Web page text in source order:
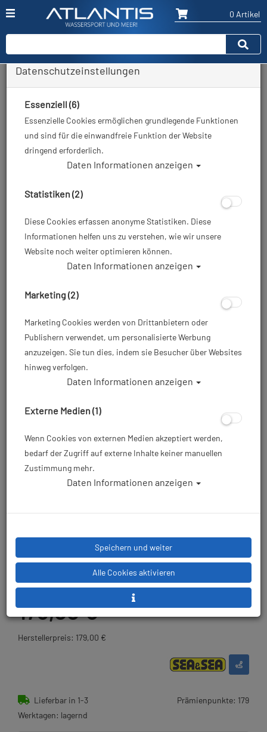
0 Artikel
Zurück
Sea & Sea - 5-Pin Sync Cord (N)
Artikelnr.: sas-17100
179,00 €*
Herstellerpreis: 179,00 €
Lieferbar in 1-3
Werktagen: lagernd
Prämienpunkte: 179
Datenschutzeinstellungen
Essenziell (6)
Essenzielle Cookies ermöglichen grundlegende Funktionen
und sind für die einwandfreie Funktion der Website
dringend erforderlich.
Daten Informationen anzeigen
Statistiken (2)
Diese Cookies erfassen anonyme Statistiken. Diese
Informationen helfen uns zu verstehen, wie wir unsere
Website noch weiter optimieren können.
Daten Informationen anzeigen
Marketing (2)
Marketing Cookies werden von Drittanbietern oder
Publishern verwendet, um personalisierte Werbung
anzuzeigen. Sie tun dies, indem sie Besucher über Websites
hinweg verfolgen.
Daten Informationen anzeigen
Externe Medien (1)
Wenn Cookies von externen Medien akzeptiert werden,
bedarf der Zugriff auf externe Inhalte keiner manuellen
Zustimmung mehr.
Daten Informationen anzeigen
Speichern und weiter
Alle Cookies aktivieren